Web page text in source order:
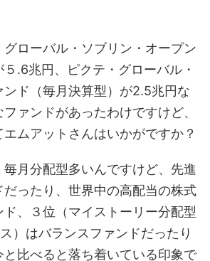
グローバル・ソブリン・オープン
５.6兆円、ピクテ・グローバル・
ンド（毎月決算型）が2.5兆円な
ァンドがあったわけですけど、
ムアットさんはいかがですか？
月分配型多いんですけど、先進
だったり、世界中の高配当の株式
、３位（マイストーリー分配型
）はバランスファンドだったり
と比べると落ち着いている印象で